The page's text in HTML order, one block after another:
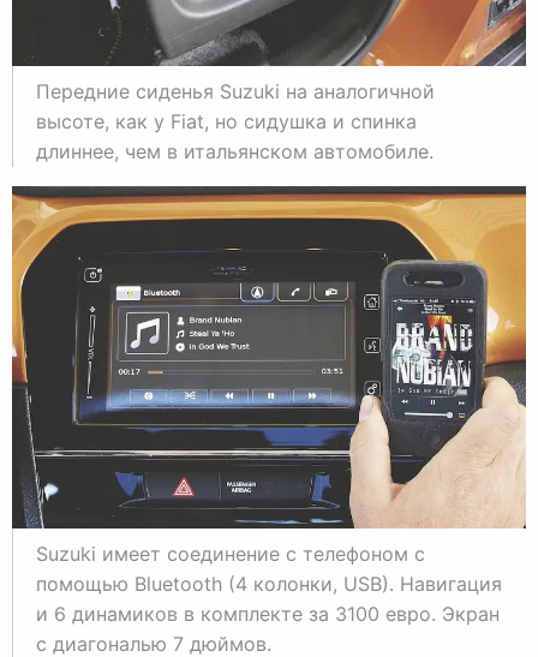
Передние сиденья Suzuki на аналогичной
высоте, как у Fiat, но сидушка и спинка
длиннее, чем в итальянском автомобиле.
Suzuki имеет соединение с телефоном с
помощью Bluetooth (4 колонки, USB). Навигация
и 6 динамиков в комплекте за 3100 евро. Экран
с диагональю 7 дюймов.